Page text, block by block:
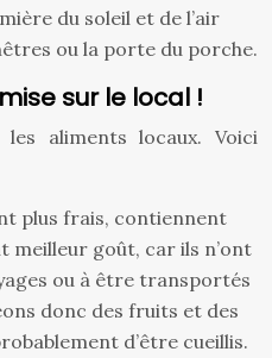
du soleil et de l’air
ou la porte du porche.
sur le local !
aliments locaux. Voici
plus frais, contiennent
meilleur goût, car ils n’ont
ou à être transportés
donc des fruits et des
d’être cueillis.